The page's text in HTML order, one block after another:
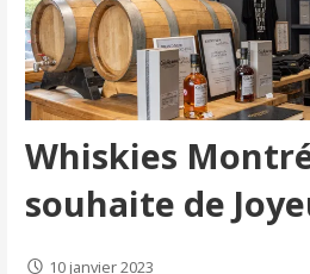
Whiskies
souhaite de
10 janvier 2023